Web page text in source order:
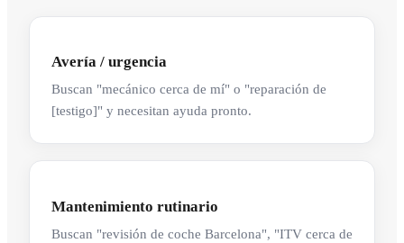
Avería / urgencia
Buscan "mecánico cerca de mí" o "reparación de
[testigo]" y necesitan ayuda pronto.
Mantenimiento rutinario
Buscan "revisión de coche Barcelona", "ITV cerca de